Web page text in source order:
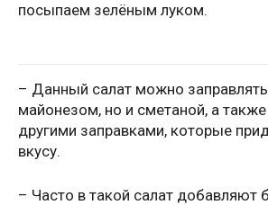
посыпаем зелёным луком.
– Данный салат можно
майонезом, но и сметаной, а
другими заправками, которые
вкусу.
– Часто в такой салат добавляют